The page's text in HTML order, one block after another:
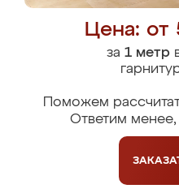
Цена: от
за 1 метр
Поможем
Ответим менее,